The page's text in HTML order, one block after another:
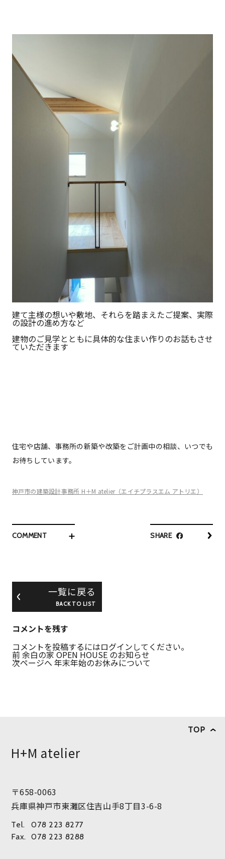
建て主様の想いや敷地、それらを踏まえたご提案、実際
の設計の進め方など
建物のご見学とともに具体的な住まい作りのお話もさせ
ていただきます
住宅や店舗、事務所の新築や改築をご計画中の相談、いつでも
お待ちしています。
神戸市の建築設計事務所 H＋M atelier（エイチプラスエム アトリエ）
COMMENT SHARE
一覧に戻る
BACK TO LIST
コメントを残す
コメントを投稿するにはログインしてください。
前余白の家 OPEN HOUSE のお知らせ
次ページへ 年末年始のお休みについて
TOP
H+M atelier
〒658-0063
兵庫県神戸市東灘区住吉山手8丁目3-6-8
Tel.
078 223 8277
Fax. 078 223 8288